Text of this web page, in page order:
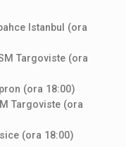
Istanbul (ora
Targoviste (ora
(ora 18:00)
Targoviste (ora
(ora 18:00)